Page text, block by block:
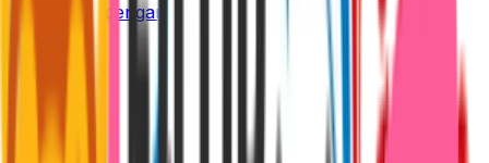
Tjäna pengar online